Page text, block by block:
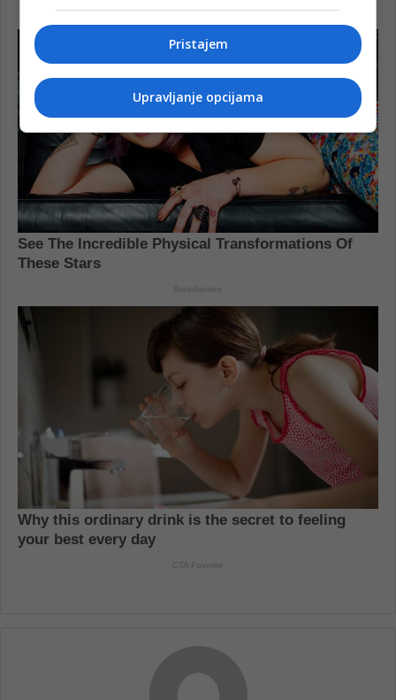
Pristajem
Upravljanje opcijama